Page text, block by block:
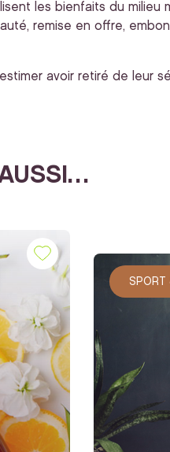
les bienfaits du milieu
remise en offre,
avoir retiré de leur
SPORT